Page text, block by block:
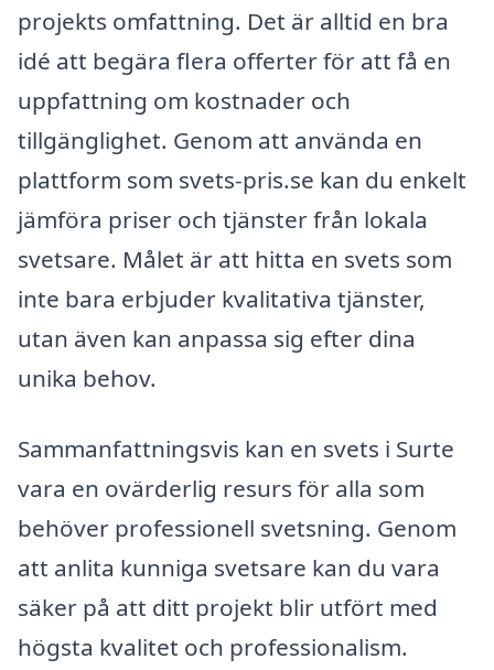
projekts omfattning. Det är alltid en bra
idé att begära flera offerter för att få en
uppfattning om kostnader och
tillgänglighet. Genom att använda en
plattform som svets-pris.se kan du enkelt
jämföra priser och tjänster från lokala
svetsare. Målet är att hitta en svets som
inte bara erbjuder kvalitativa tjänster,
utan även kan anpassa sig efter dina
unika behov.
Sammanfattningsvis kan en svets i Surte
vara en ovärderlig resurs för alla som
behöver professionell svetsning. Genom
att anlita kunniga svetsare kan du vara
säker på att ditt projekt blir utfört med
högsta kvalitet och professionalism.